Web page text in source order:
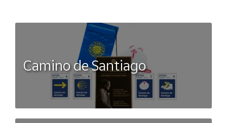
Camino de Santiago